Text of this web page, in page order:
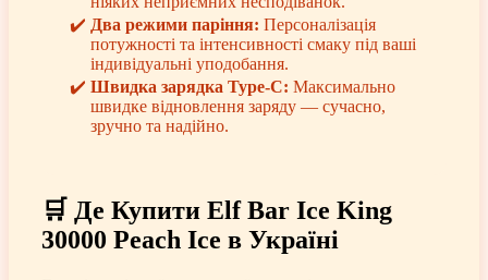
Два режими паріння: Персоналізація
потужності та інтенсивності смаку під ваші
індивідуальні уподобання.
Швидка зарядка Type-C: Максимально
швидке відновлення заряду — сучасно,
зручно та надійно.
🛒 Де Купити Elf Bar Ice King
30000 Peach Ice в Україні